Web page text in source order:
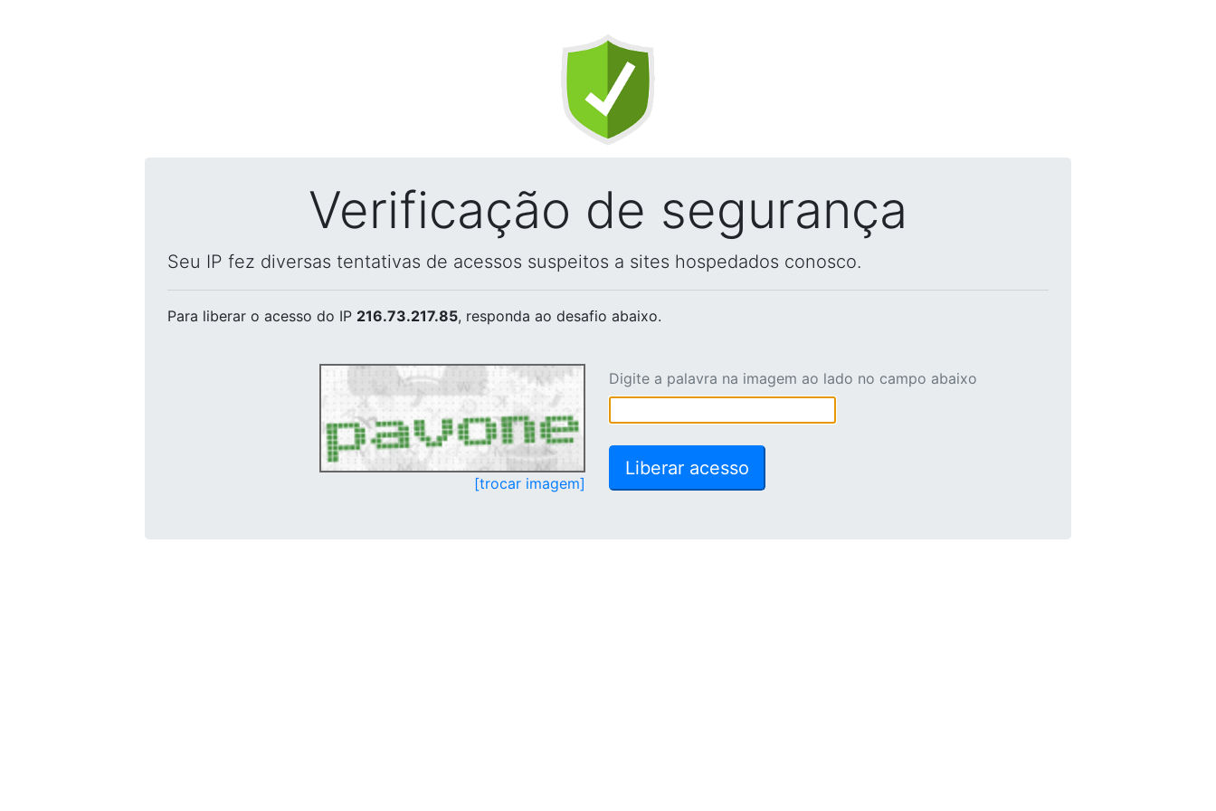
Verificação de segurança
Seu IP fez diversas tentativas de acessos suspeitos a sites hospedados conosco.
Para liberar o acesso do IP 216.73.217.85, responda ao desafio abaixo.
[trocar imagem]
Digite a palavra na imagem ao lado no campo abaixo